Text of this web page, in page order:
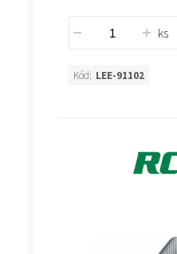
ks
Kód: LEE-91102